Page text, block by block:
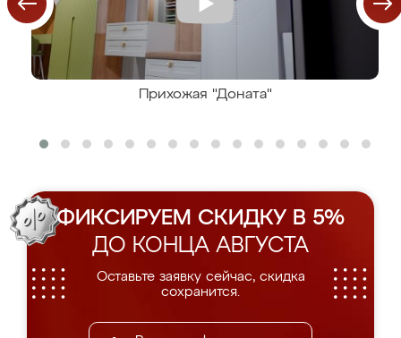
Прихожая "Доната"
ФИКСИРУЕМ СКИДКУ В 5%
ДО КОНЦА АВГУСТА
Оставьте заявку сейчас, скидка
сохранится.